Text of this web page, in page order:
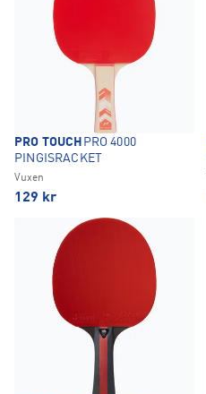
PRO TOUCH PRO 4000
PINGISRACKET
Vuxen
129 kr